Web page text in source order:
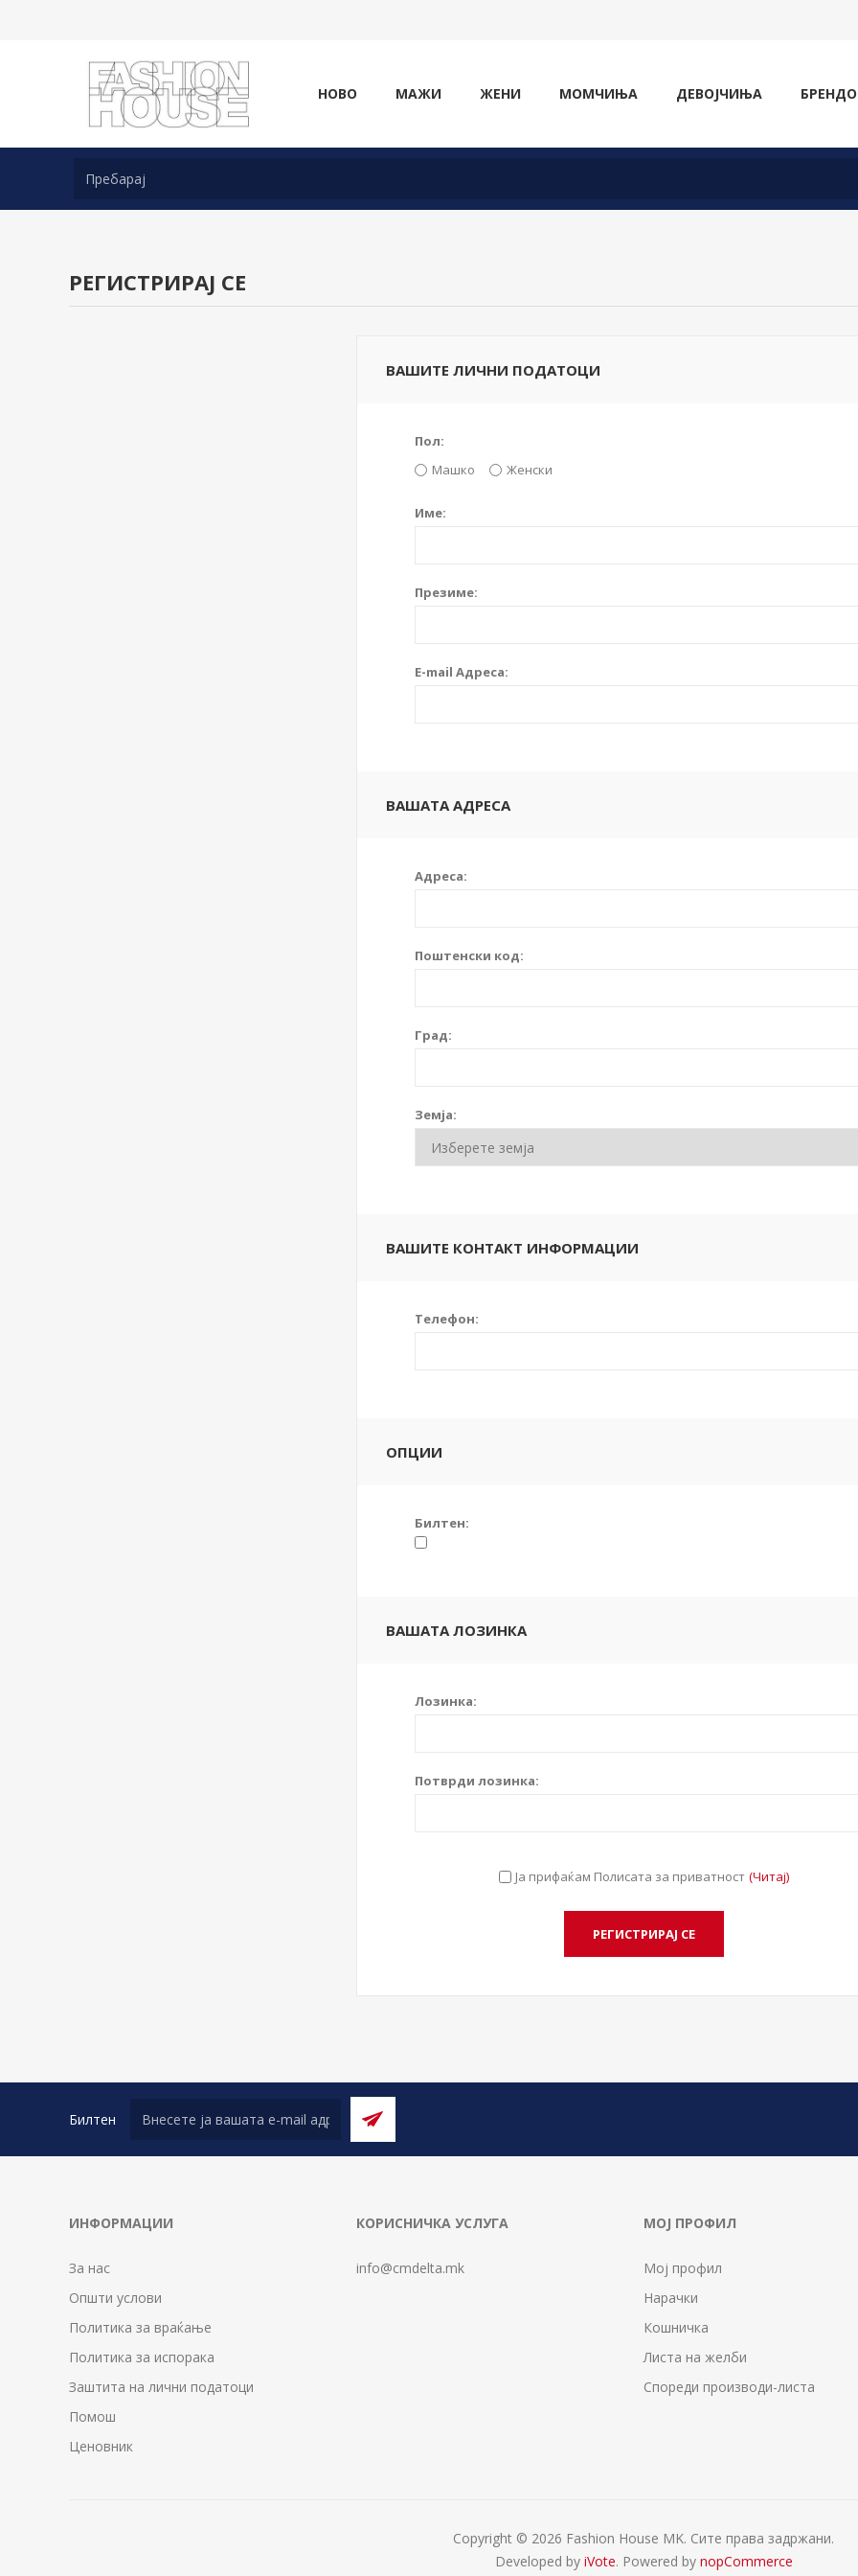
НОВО МАЖИ ЖЕНИ МОМЧИЊА ДЕВОЈЧИЊА
РЕГИСТРИРАЈ СЕ
ВАШИТЕ ЛИЧНИ ПОДАТОЦИ
Пол:
Машко
Женски
Име:
Презиме:
E-mail Адреса:
ВАШАТА АДРЕСА
Адреса:
Поштенски код:
Град:
Земја:
ВАШИТЕ КОНТАКТ ИНФОРМАЦИИ
Телефон:
ОПЦИИ
Билтен:
ВАШАТА ЛОЗИНКА
Лозинка:
Потврди лозинка:
Ја прифаќам Полисата за приватност (Читај)
Билтен
ИНФОРМАЦИИ
За нас
Општи услови
Политика за враќање
Политика за испорака
Заштита на лични податоци
Помош
Ценовник
КОРИСНИЧКА УСЛУГА
info@cmdelta.mk
МОЈ ПРОФИЛ
Мој профил
Нарачки
Кошничка
Листа на желби
Спореди производи-листа
Copyright © 2026 Fashion House MK. Сите права задржани.
Developed by iVote. Powered by nopCommerce